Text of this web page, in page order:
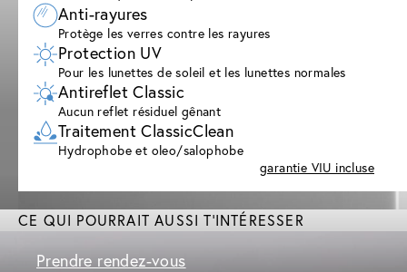
Anti-rayures
Protège les verres contre les rayures
Protection UV
Pour les lunettes de soleil et les lunettes normales
Antireflet Classic
Aucun reflet résiduel gênant
Traitement ClassicClean
Hydrophobe et oleo/salophobe
garantie VIU incluse
CE QUI POURRAIT AUSSI T'INTÉRESSER
Prendre rendez-vous